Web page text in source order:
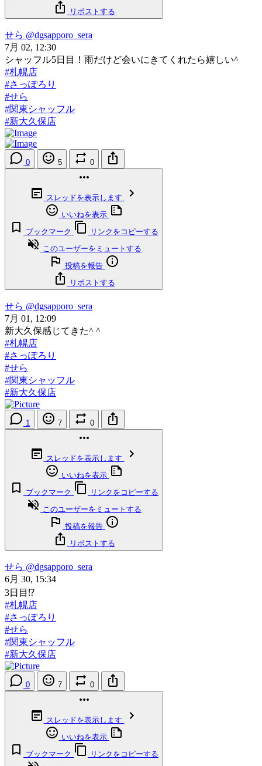
リポストする
せら @dgsapporo_sera
7月 02, 12:30
シャッフル5日目！雨だけど会いにきてくれたら嬉しい^
#札幌店
#さっぽろり
#せら
#関東シャッフル
#新大久保店
0 5 0
スレッドを表示します
いいねを表示
ブックマーク
リンクをコピーする
このユーザーをミュートする
投稿を報告
リポストする
せら @dgsapporo_sera
7月 01, 12:09
新大久保感じてきた^ ^
#札幌店
#さっぽろり
#せら
#関東シャッフル
#新大久保店
1 7 0
スレッドを表示します
いいねを表示
ブックマーク
リンクをコピーする
このユーザーをミュートする
投稿を報告
リポストする
せら @dgsapporo_sera
6月 30, 15:34
3日目⁉️
#札幌店
#さっぽろり
#せら
#関東シャッフル
#新大久保店
0 7 0
スレッドを表示します
いいねを表示
ブックマーク
リンクをコピーする